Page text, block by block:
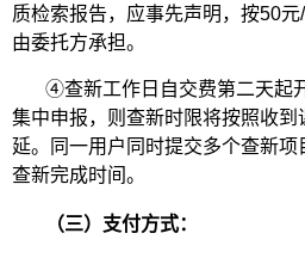
质检索报告，应事先声明，按50
由委托方承担。
④查新工作日自交费第二天起
集中申报，则查新时限将按照收到
延。同一用户同时提交多个查新
查新完成时间。
（三）支付方式：